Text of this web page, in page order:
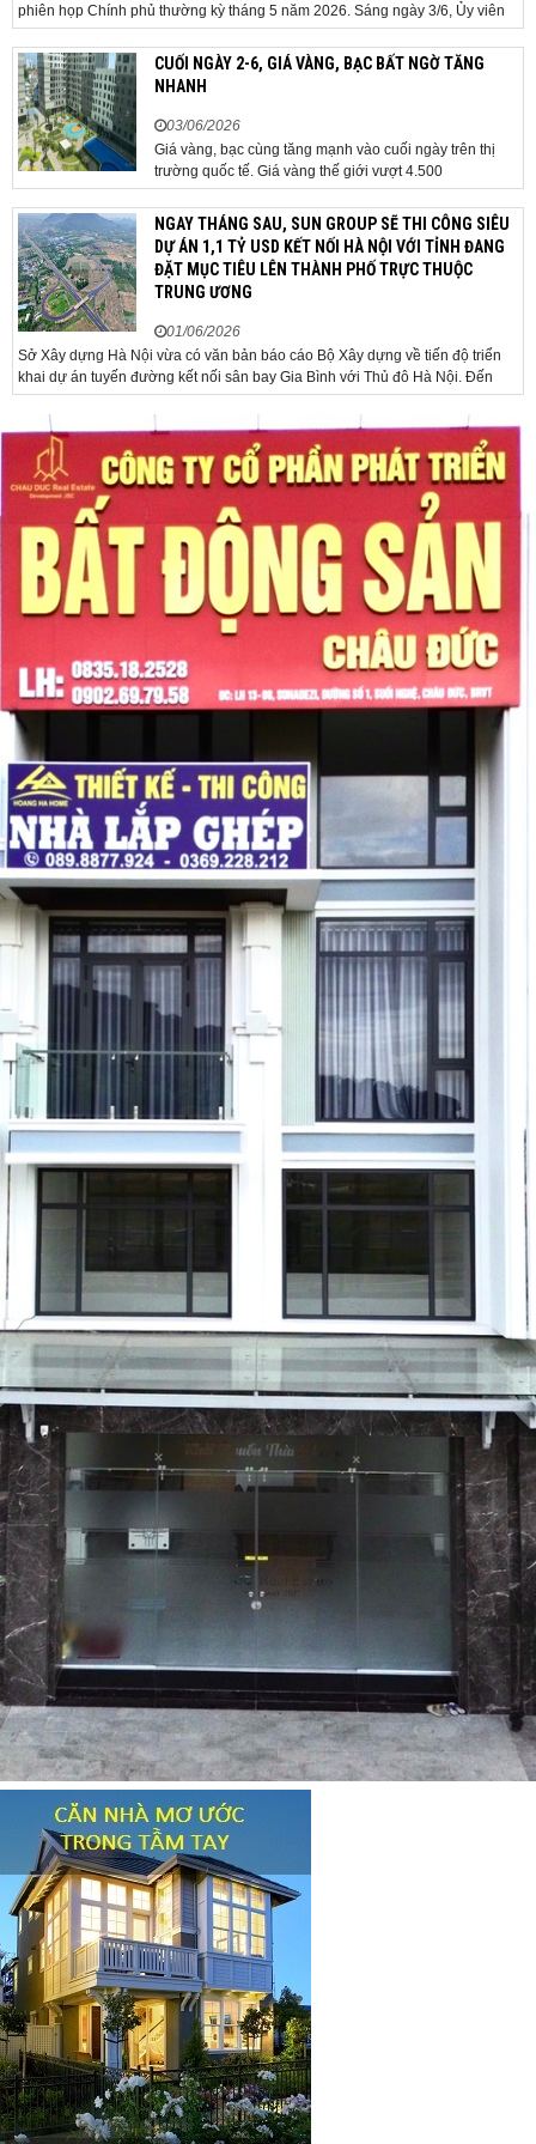
phiên họp Chính phủ thường kỳ tháng 5 năm 2026. Sáng ngày 3/6, Ủy viên
Bộ Chính trị, Bí thư Đảng ủy Chính phủ, Thủ tướng Chính phủ Lê Minh Hưng
đã chủ trì phiên họp Chính phủ thường...CUỐI NGÀY 2-6, GIÁ VÀNG, BẠC BẤT NGỜ TĂNG
NHANH
03/06/2026
Giá vàng, bạc cùng tăng mạnh vào cuối ngày trên thị
trường quốc tế. Giá vàng thế giới vượt 4.500
USD/ounce. Cuối ngày 2-6, giá vàng hôm nay trên thị
trường quốc tế được giao dịch ở mức 4.520
USD/ounce, tăng khoảng 35 USD/ounce so với buổi
sáng. Trong phiên, có thời điểm giá vàng...
NGAY THÁNG SAU, SUN GROUP SẼ THI CÔNG SIÊU
DỰ ÁN 1,1 TỶ USD KẾT NỐI HÀ NỘI VỚI TỈNH ĐANG
ĐẶT MỤC TIÊU LÊN THÀNH PHỐ TRỰC THUỘC
TRUNG ƯƠNG
01/06/2026
Sở Xây dựng Hà Nội vừa có văn bản báo cáo Bộ Xây dựng về tiến độ triển
khai dự án tuyến đường kết nối sân bay Gia Bình với Thủ đô Hà Nội. Đến
nay, công tác giải phóng mặt bằng và chuẩn bị đầu tư của dự án đã ghi nhận
nhiều kết...